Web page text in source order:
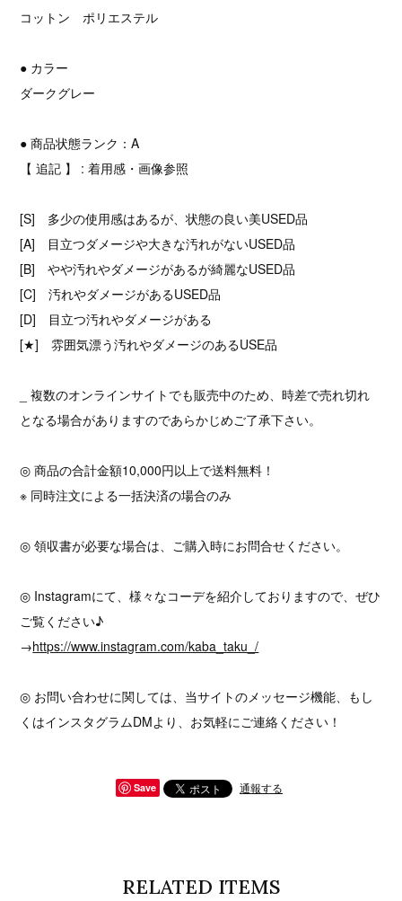
コットン ポリエステル
● カラー
ダークグレー
● 商品状態ランク：A
【 追記 】 : 着用感・画像参照
[S] 多少の使用感はあるが、状態の良い美USED品
[A] 目立つダメージや大きな汚れがないUSED品
[B] やや汚れやダメージがあるが綺麗なUSED品
[C] 汚れやダメージがあるUSED品
[D] 目立つ汚れやダメージがある
[★] 雰囲気漂う汚れやダメージのあるUSE品
_ 複数のオンラインサイトでも販売中のため、時差で売れ切れ
となる場合がありますのであらかじめご了承下さい。
◎ 商品の合計金額10,000円以上で送料無料！
※ 同時注文による一括決済の場合のみ
◎ 領収書が必要な場合は、ご購入時にお問合せください。
◎ Instagramにて、様々なコーデを紹介しておりますので、ぜひ
ご覧ください♪
→https://www.instagram.com/kaba_taku_/
◎ お問い合わせに関しては、当サイトのメッセージ機能、もし
くはインスタグラムDMより、お気軽にご連絡ください！
Save 通報する
RELATED ITEMS